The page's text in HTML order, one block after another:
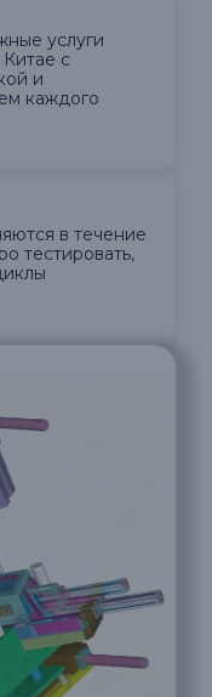
услуги
с
и
каждого
в течение
тестировать,